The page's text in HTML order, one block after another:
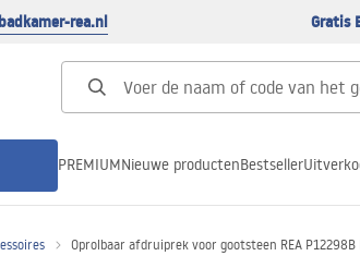
rea.nl Gratis
PREMIUMNieuwe productenBestseller
Oprolbaar afdruiprek voor gootsteen REA P12298B